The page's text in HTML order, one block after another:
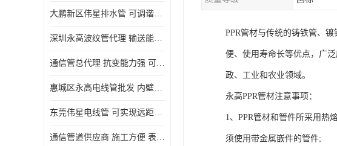
大鹏新区伟星排水管 可调谐性好 大功率 效率高
深圳永高波纹管代理 输送能力强 可以承受高温
通信管总代理 抗变能力强 可耐强震 扭曲
惠城区永高电线管批发 内壁光滑 抗震性能好
东莞伟星电线管 可实现远距离通信 频率稳定性好
通信管道供应商 施工方便 表面电阻系数大
PPR管材与传统的铸铁管、
便、使用寿命长等优点，广
政、工业和农业领域。
永高PPR管材注意事项：
1、PPR管材和管件所采用热
须使用带金属嵌件的管件;